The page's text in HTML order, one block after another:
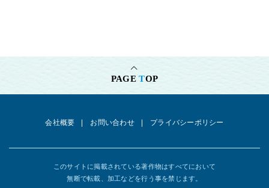
舞台版『PSYCHO-PASS サイコパス Chapter1-犯罪係数-』演出：三
浦香（2019）
今日～』演出：鴻上尚史（2019）
音楽朗読劇『ザ・グレイトギャッツビー』演出：田尾下哲（2019）
詩楽劇『すめらみことの物語～宙舞飾夢幻～』演出：尾上菊之丞
PAGETOP
会社概要 お問い合わせ プライバシーポリシー
このサイトに掲載されている著作物はすべてにおいて
無断で転載、加工などを行う事を禁じます。